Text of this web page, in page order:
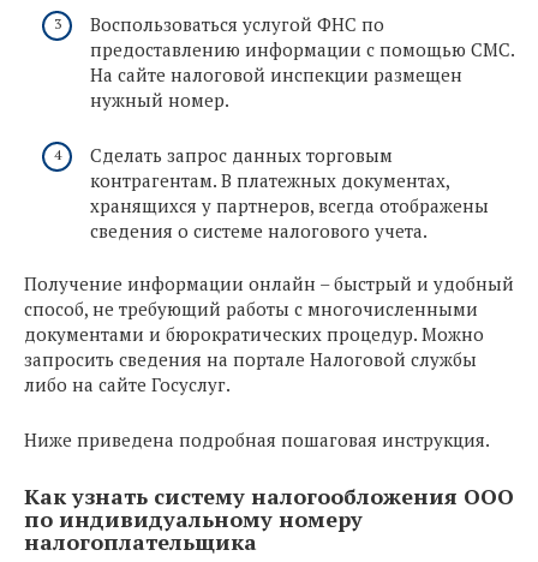
Воспользоваться услугой ФНС по
предоставлению информации с помощью СМС.
На сайте налоговой инспекции размещен
нужный номер.
Сделать запрос данных торговым
контрагентам. В платежных документах,
хранящихся у партнеров, всегда отображены
сведения о системе налогового учета.
Получение информации онлайн – быстрый и удобный
способ, не требующий работы с многочисленными
документами и бюрократических процедур. Можно
запросить сведения на портале Налоговой службы
либо на сайте Госуслуг.
Ниже приведена подробная пошаговая инструкция.
Как узнать систему налогообложения ООО
по индивидуальному номеру
налогоплательщика